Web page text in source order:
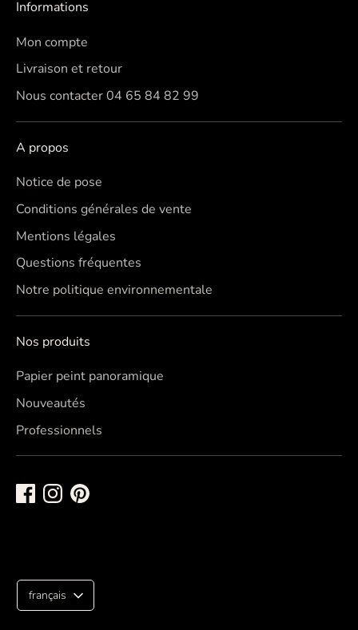
Informations
Mon compte
Livraison et retour
Nous contacter 04 65 84 82 99
A propos
Notice de pose
Conditions générales de vente
Mentions légales
Questions fréquentes
Notre politique environnementale
Nos produits
Papier peint panoramique
Nouveautés
Professionnels
L
a
français